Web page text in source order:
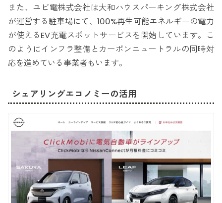
また、ユビ電株式会社は大和ハウスパーキング株式会社
が運営する駐車場にて、100%再生可能エネルギーの電力
が使えるEV充電スポットサービスを開始しています。こ
のようにインフラ整備とカーボンニュートラルの同時対
応を進めている事業者もいます。
シェアリングエコノミーの活用